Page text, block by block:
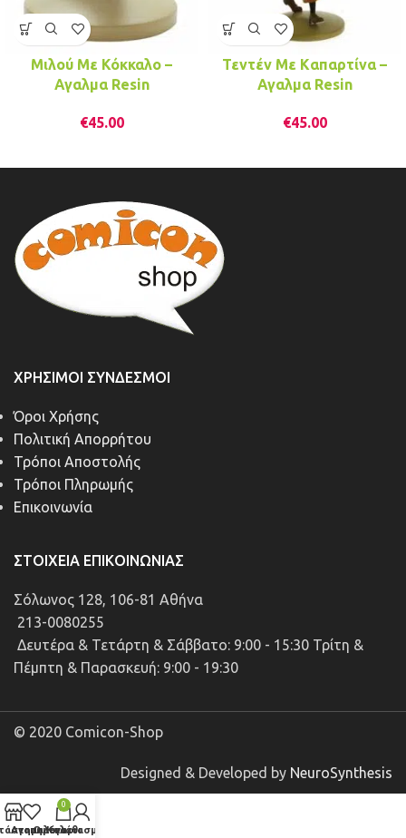
Μιλού Με Κόκκαλο –
Αγαλμα Resin
€45.00
Τεντέν Με Kαπαρτίνα –
Αγαλμα Resin
€45.00
ΧΡΉΣΙΜΟΙ ΣΎΝΔΕΣΜΟΙ
Όροι Χρήσης
Πολιτική Απορρήτου
Τρόποι Αποστολής
Τρόποι Πληρωμής
Επικοινωνία
ΣΤΟΙΧΕΊΑ ΕΠΙΚΟΙΝΩΝΊΑΣ
Σόλωνος 128, 106-81 Αθήνα
213-0080255
Δευτέρα & Τετάρτη & Σάββατο: 9:00 - 15:30 Τρίτη &
Πέμπτη & Παρασκευή: 9:00 - 19:30
© 2020 Comicon-Shop
Designed & Developed by NeuroSynthesis
Αγαπημένα
0
Καλάθι
Ο λογαριασμός μου